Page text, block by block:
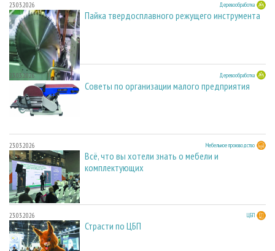
23.03.2026 Деревообработка
Пайка твердосплавного режущего инструмента
23.03.2026 Деревообработка
Советы по организации малого предприятия
23.03.2026 Мебельное производство
Всё, что вы хотели знать о мебели и
комплектующих
23.03.2026 ЦБП
Страсти по ЦБП